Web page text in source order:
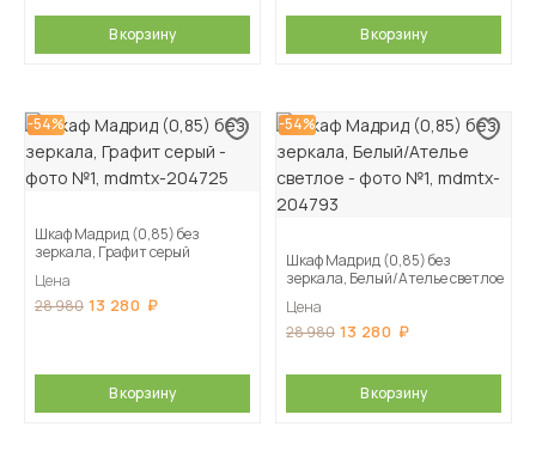
В корзину В корзину
-54%
Шкаф Мадрид (0,85) без
зеркала, Графит серый
Цена
28 980 13 280
В корзину
-54%
Шкаф Мадрид (0,85) без
зеркала, Белый/Ателье светлое
Цена
28 980 13 280
В корзину